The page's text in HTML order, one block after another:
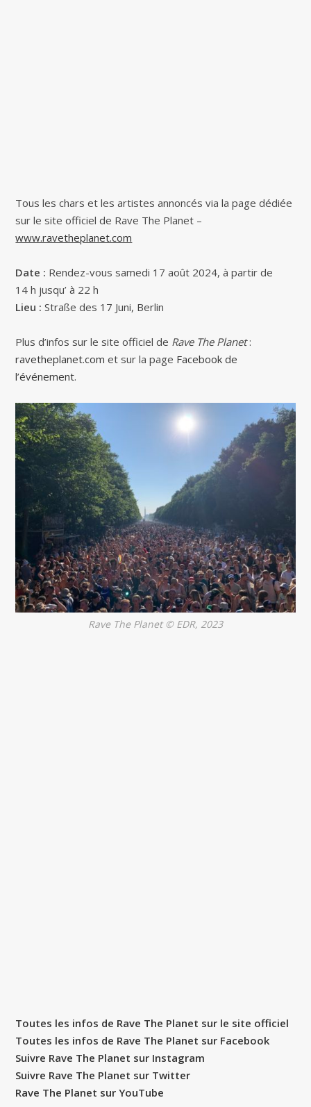
Tous les chars et les artistes annoncés via la page dédiée
sur le site officiel de Rave The Planet –
www.ravetheplanet.com
Date : Rendez-vous samedi 17 août 2024, à partir de
14 h jusqu’ à 22 h
Lieu : Straße des 17 Juni, Berlin
Plus d’infos sur le site officiel de Rave The Planet:
ravetheplanet.com et sur la page Facebook de
l’événement.
Rave The Planet © EDR, 2023
Toutes les infos de Rave The Planet sur le site officiel
Toutes les infos de Rave The Planet sur Facebook
Suivre Rave The Planet sur Instagram
Suivre Rave The Planet sur Twitter
Rave The Planet sur YouTube